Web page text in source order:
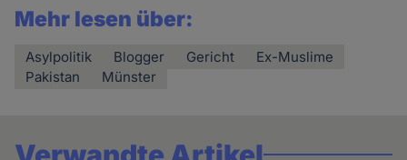
Mehr lesen über:
Asylpolitik Blogger Gericht
Ex-Muslime
Pakistan
Münster